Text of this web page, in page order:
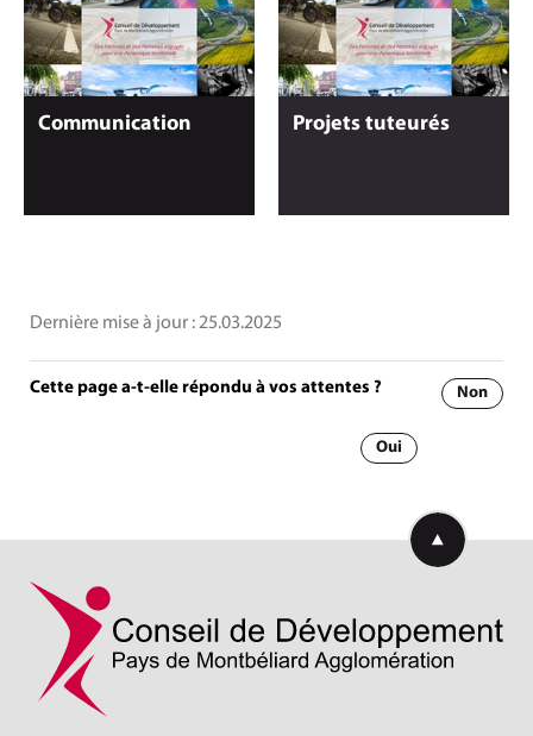
Communication Projets tuteurés
Dernière mise à jour :25.03.2025
Cette page a-t-elle répondu à vos attentes ? Non
Oui
Retourner en